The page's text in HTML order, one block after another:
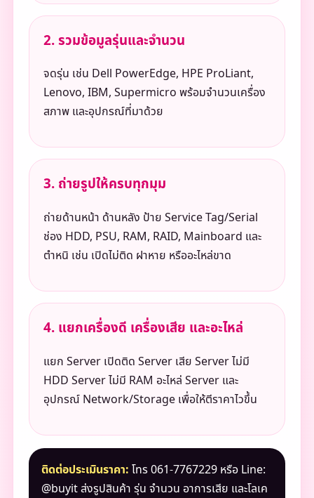
2. รวมข้อมูลรุ่นและจำนวน
จดรุ่น เช่น Dell PowerEdge, HPE ProLiant,
Lenovo, IBM, Supermicro พร้อมจำนวนเครื่อง
สภาพ และอุปกรณ์ที่มาด้วย
3. ถ่ายรูปให้ครบทุกมุม
ถ่ายด้านหน้า ด้านหลัง ป้าย Service Tag/Serial
ช่อง HDD, PSU, RAM, RAID, Mainboard และ
ตำหนิ เช่น เปิดไม่ติด ฝาหาย หรืออะไหล่ขาด
4. แยกเครื่องดี เครื่องเสีย และอะไหล่
แยก Server เปิดติด Server เสีย Server ไม่มี
HDD Server ไม่มี RAM อะไหล่ Server และ
อุปกรณ์ Network/Storage เพื่อให้ตีราคาไวขึ้น
ติดต่อประเมินราคา: โทร 061-7767229 หรือ Line:
@buyit ส่งรูปสินค้า รุ่น จำนวน อาการเสีย และโลเค